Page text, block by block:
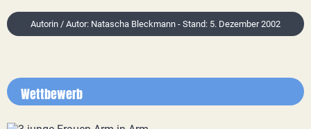
Autorin / Autor: Natascha Bleckmann - Stand: 5. Dezember 2002
Wettbewerb